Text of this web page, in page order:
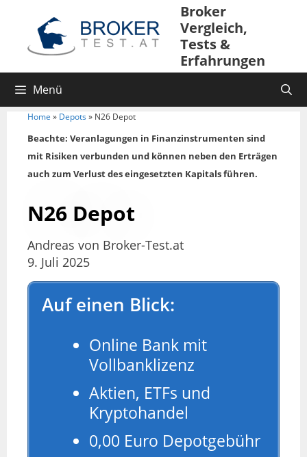
Broker
Vergleich,
Tests &
Erfahrungen
Menü
Home » Depots» N26 Depot
Beachte: Veranlagungen in Finanzinstrumenten sind
mit Risiken verbunden und können neben den Erträgen
auch zum Verlust des eingesetzten Kapitals führen.
N26 Depot
Andreas von Broker-Test.at
9. Juli 2025
Auf einen Blick:
Online Bank mit
Vollbanklizenz
Aktien, ETFs und
Kryptohandel
0,00 Euro Depotgebühr